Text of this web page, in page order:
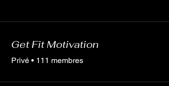
Get Fit Motivation
Privé • 111 membres